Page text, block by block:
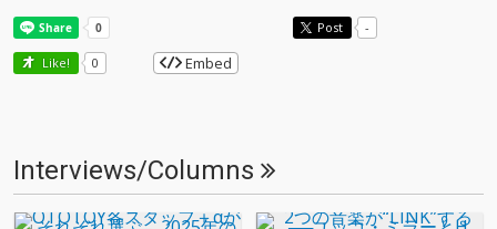
Post -
Like! 0 Embed
Interviews/Columns